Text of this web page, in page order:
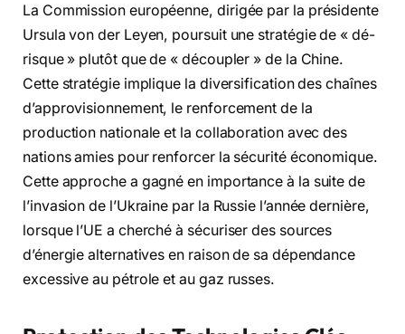
La Commission européenne, dirigée par la présidente
Ursula von der Leyen, poursuit une stratégie de « dé-
risque » plutôt que de « découpler » de la Chine.
Cette stratégie implique la diversification des chaînes
d’approvisionnement, le renforcement de la
production nationale et la collaboration avec des
nations amies pour renforcer la sécurité économique.
Cette approche a gagné en importance à la suite de
l’invasion de l’Ukraine par la Russie l’année dernière,
lorsque l’UE a cherché à sécuriser des sources
d’énergie alternatives en raison de sa dépendance
excessive au pétrole et au gaz russes.